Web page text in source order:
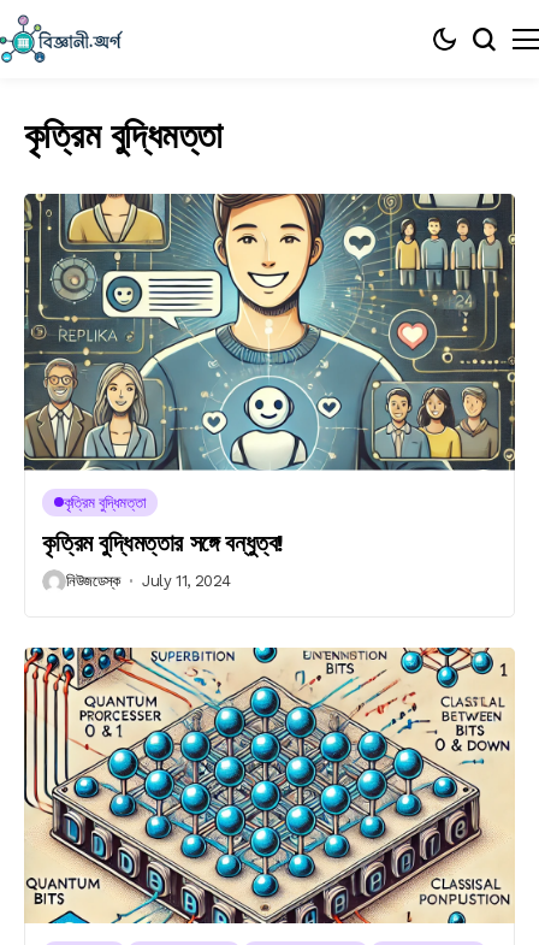
কৃত্রিম বুদ্ধিমত্তা
কৃত্রিম বুদ্ধিমত্তা
কৃত্রিম বুদ্ধিমত্তার সঙ্গে বন্ধুত্ব!
নিউজডেস্ক July 11, 2024